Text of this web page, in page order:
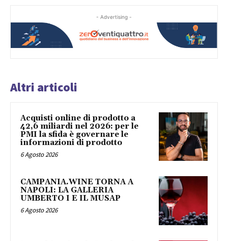
- Advertising -
Altri articoli
Acquisti online di prodotto a
42,6 miliardi nel 2026: per le
PMI la sfida è governare le
informazioni di prodotto
6 Agosto 2026
CAMPANIA.WINE TORNA A
NAPOLI: LA GALLERIA
UMBERTO I E IL MUSAP
6 Agosto 2026